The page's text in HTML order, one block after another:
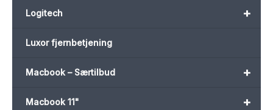
+
Logitech
Luxor fjernbetjening
+
Macbook – Særtilbud
+
Macbook 11"